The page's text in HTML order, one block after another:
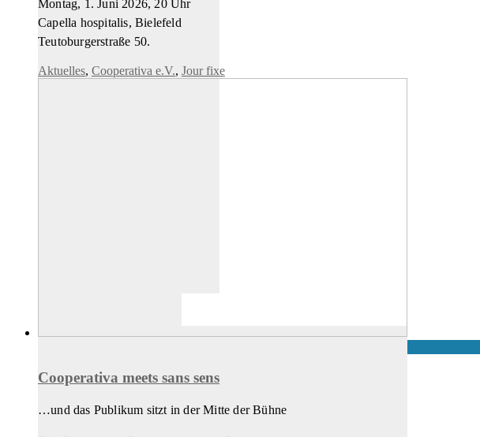
Montag, 1. Juni 2026, 20 Uhr
Capella hospitalis, Bielefeld
Teutoburgerstraße 50.
Aktuelles, Cooperativa e.V., Jour fixe
Cooperativa meets sans sens
…und das Publikum sitzt in der Mitte der Bühne